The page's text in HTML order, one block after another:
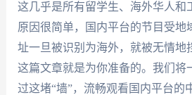
这几乎是所有留学生、海外华人和
原因很简单，国内平台的节目受地
址一旦被识别为海外，就被无情地
这篇文章就是为你准备的。我们将
过这堵“墙”，流畅观看国内平台的